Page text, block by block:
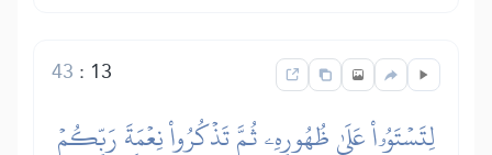
13
:
43
لِتَسۡتَوُۥاْ عَلَىٰ ظُهُورِهِۦ ثُمَّ تَذۡكُرُواْ نِعۡمَةَ رَبِّكُمۡ